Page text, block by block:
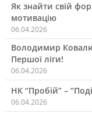
Як знайти свій
мотивацію
06.04.2026
Володимир
Першої ліги!
06.04.2026
НК “Пробій” –
06.04.2026